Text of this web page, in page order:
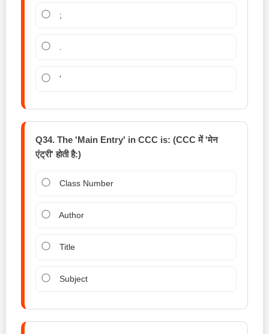
;
'
Q34. The 'Main Entry' in CCC is: (CCC में 'मेन
एंट्री' होती है:)
Class Number
Author
Title
Subject